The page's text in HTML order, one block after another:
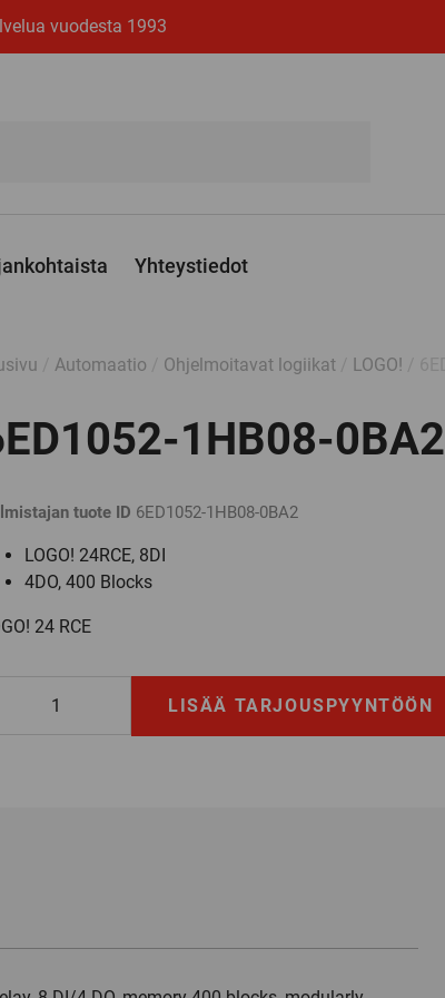
vuodesta 1993
Yhteystiedot
Automaatio Ohjelmoitavat logiikat LOGO!
1HB08-0BA2
tuote ID 6ED1052-1HB08-0BA2
LOGO! 24RCE, 8DI
4DO, 400 Blocks
24 RCE
LISÄÄ TARJOUSPYYNTÖÖN